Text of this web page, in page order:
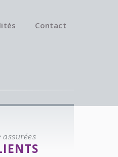
Contact
on iOS & Android.
assurées